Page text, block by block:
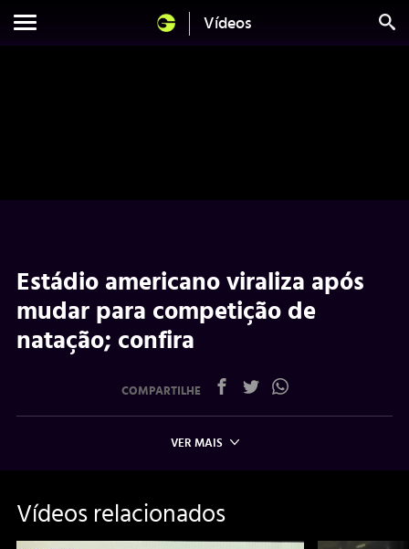
Vídeos
Estádio americano viraliza após
mudar para competição de
natação; confira
COMPARTILHE
VER MAIS
Vídeos relacionados